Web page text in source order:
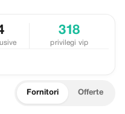
318
privilegi vip
Fornitori Offerte